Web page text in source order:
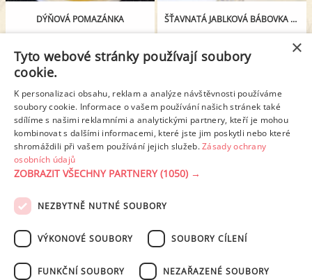
DÝŇOVÁ POMAZÁNKA ŠŤAVNATÁ JABLKOVÁ BÁBOVKA S BÍLOU ČOKOLÁDOU
< Předchozí stránka
5 6 7 8 9 10
Další stránka >
PODMÍNKY UŽITÍ ZÁSADY OCHRANY OSOBNÍCH ÚDAJŮ
NASTAVENÍ COOKIES
×
Tyto webové stránky používají soubory
cookie.
K personalizaci obsahu, reklam a analýze návštěvnosti používáme
soubory cookie. Informace o vašem používání našich stránek také
sdílíme s našimi reklamními a analytickými partnery, kteří je mohou
kombinovat s dalšími informacemi, které jste jim poskytli nebo které
shromáždili při vašem používání jejich služeb.Zásady ochrany
osobních údajů
ZOBRAZIT VŠECHNY PARTNERY(1050) →
NEZBYTNĚ NUTNÉ SOUBORY
VÝKONOVÉ SOUBORY SOUBORY CÍLENÍ
FUNKČNÍ SOUBORY NEZAŘAZENÉ SOUBORY